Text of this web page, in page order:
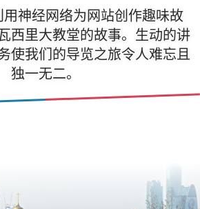
神经网络为网站创作趣味故
西里大教堂的故事。生动的讲
使我们的导览之旅令人难忘且
独一无二。